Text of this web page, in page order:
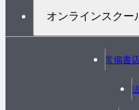
オンラインスクー
常備書